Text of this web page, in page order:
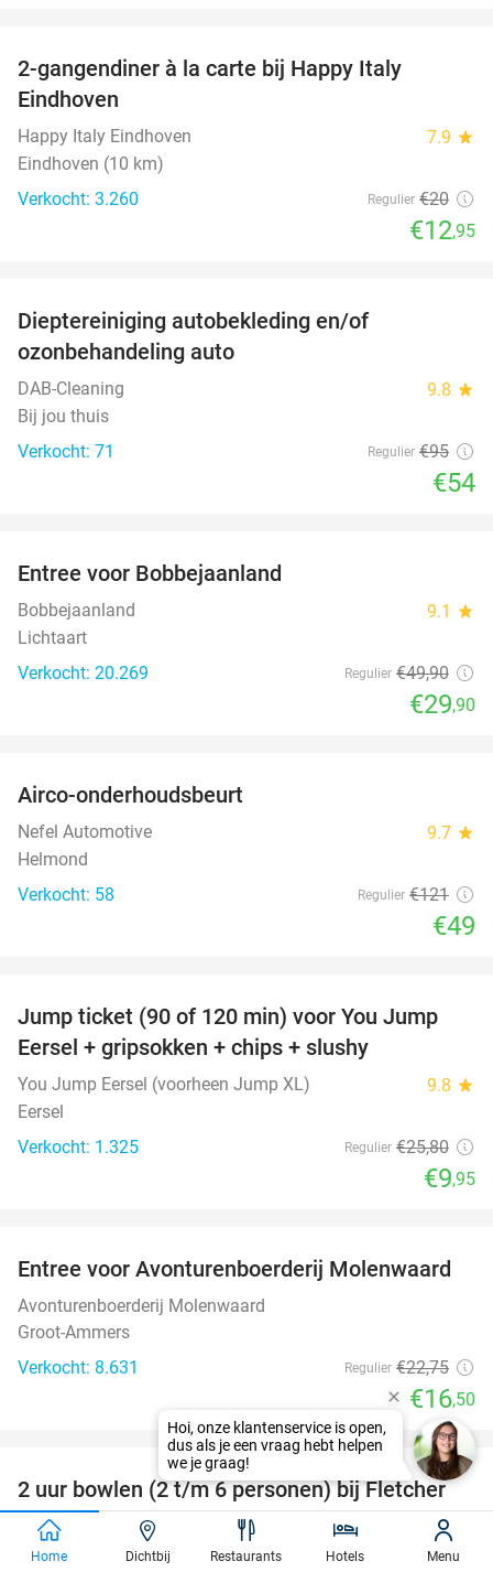
2-gangendiner à la carte bij Happy Italy
Eindhoven
Happy Italy Eindhoven 7.9 star
Eindhoven (10 km)
Verkocht: 3.260
Regulier €20
€12,95
Dieptereiniging autobekleding en/of
ozonbehandeling auto
DAB-Cleaning 9.8 star
Bij jou thuis
Verkocht: 71
Regulier €95
€54
Entree voor Bobbejaanland
Bobbejaanland 9.1 star
Lichtaart
Verkocht: 20.269
Regulier €49,90
€29,90
Airco-onderhoudsbeurt
Nefel Automotive 9.7 star
Helmond
Verkocht: 58
Regulier €121
€49
61%
Jump ticket (90 of 120 min) voor You Jump
Eersel + gripsokken + chips + slushy
You Jump Eersel (voorheen Jump XL) 9.8 star
Eersel
Verkocht: 1.325
Regulier €25,80
€9,95
27%
Entree voor Avonturenboerderij Molenwaard
Avonturenboerderij Molenwaard
Groot-Ammers
Verkocht: 8.631
Regulier €22,75
€16,50
50%
favorite_border
2 uur bowlen (2 t/m 6 personen) bij Fletcher
Fletcher Bowling
Helmond (+4 locaties)
Home Dichtbij Restaurants Hotels Menu